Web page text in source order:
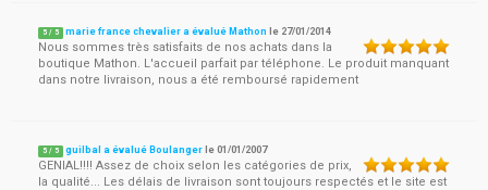
5 / 5 marie france chevalier a évalué Mathon le 27/01/2014
Nous sommes très satisfaits de nos achats dans la
boutique Mathon. L'accueil parfait par téléphone. Le produit manquant
dans notre livraison, nous a été remboursé rapidement
5 / 5 guilbal a évalué Boulanger le01/01/2007
GENIAL!!!! Assez de choix selon les catégories de prix,
la qualité... Les délais de livraison sont toujours respectés et le site est